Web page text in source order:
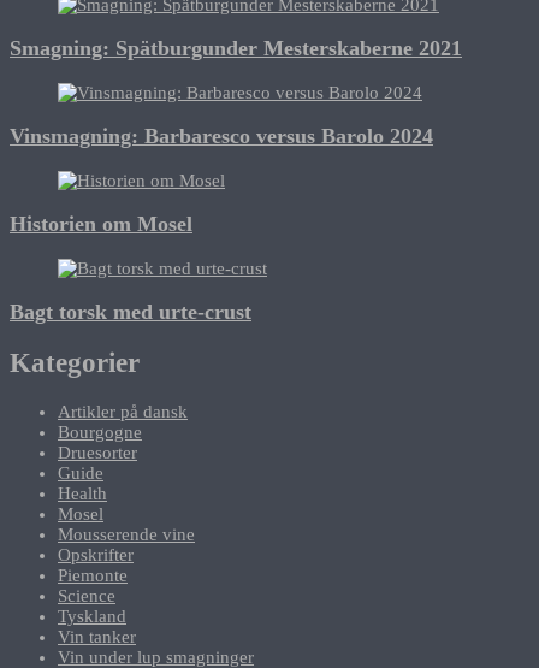
Smagning: Spätburgunder Mesterskaberne 2021
Vinsmagning: Barbaresco versus Barolo 2024
Historien om Mosel
Bagt torsk med urte-crust
Kategorier
Artikler på dansk
Bourgogne
Druesorter
Guide
Health
Mosel
Mousserende vine
Opskrifter
Piemonte
Science
Tyskland
Vin tanker
Vin under lup smagninger